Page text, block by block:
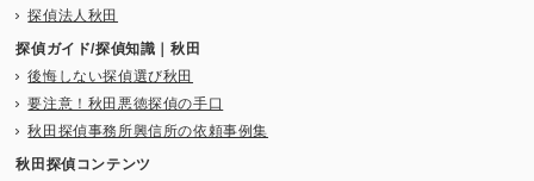
探偵法人秋田
探偵ガイド/探偵知識｜秋田
後悔しない探偵選び秋田
要注意！秋田悪徳探偵の手口
秋田探偵事務所興信所の依頼事例集
秋田探偵コンテンツ